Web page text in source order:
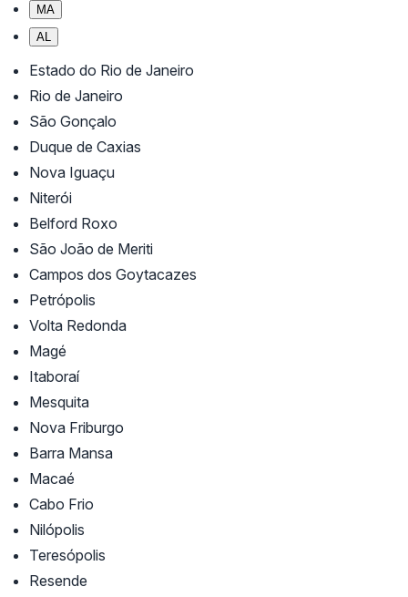
MA
AL
Estado do Rio de Janeiro
Rio de Janeiro
São Gonçalo
Duque de Caxias
Nova Iguaçu
Niterói
Belford Roxo
São João de Meriti
Campos dos Goytacazes
Petrópolis
Volta Redonda
Magé
Itaboraí
Mesquita
Nova Friburgo
Barra Mansa
Macaé
Cabo Frio
Nilópolis
Teresópolis
Resende